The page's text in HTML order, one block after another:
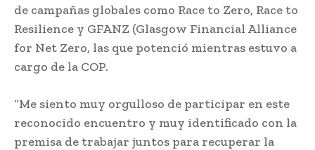
de campañas globales como Race to Zero, Race to
Resilience y GFANZ (Glasgow Financial Alliance
for Net Zero, las que potenció mientras estuvo a
cargo de la COP.
“Me siento muy orgulloso de participar en este
reconocido encuentro y muy identificado con la
premisa de trabajar juntos para recuperar la